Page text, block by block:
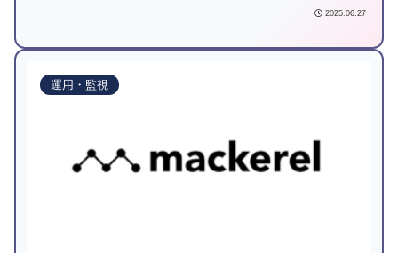
2025.06.27
運用・監視